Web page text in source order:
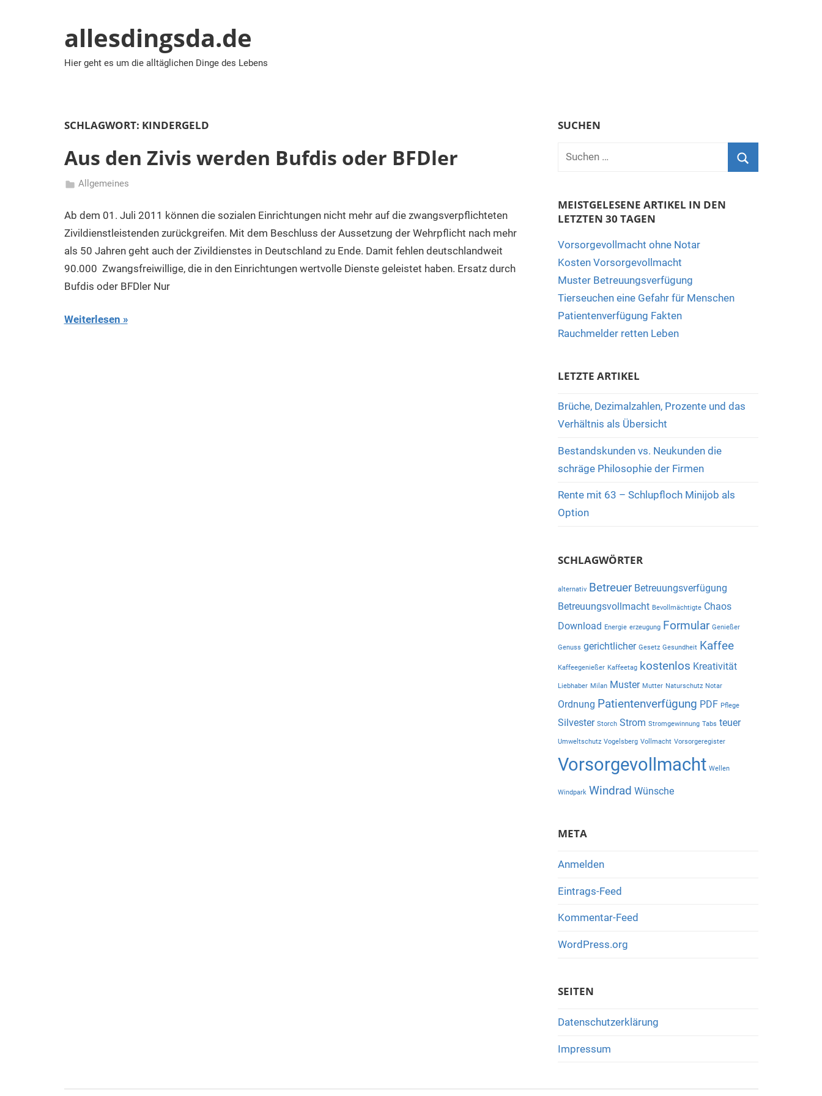
allesdingsda.de
Hier geht es um die alltäglichen Dinge des Lebens
SCHLAGWORT: KINDERGELD
Aus den Zivis werden Bufdis oder BFDler
Allgemeines
Ab dem 01. Juli 2011 können die sozialen Einrichtungen nicht mehr auf die zwangsverpflichteten
Zivildienstleistenden zurückgreifen. Mit dem Beschluss der Aussetzung der Wehrpflicht nach mehr
als 50 Jahren geht auch der Zivildienstes in Deutschland zu Ende. Damit fehlen deutschlandweit
90.000 Zwangsfreiwillige, die in den Einrichtungen wertvolle Dienste geleistet haben. Ersatz durch
Bufdis oder BFDler Nur
Weiterlesen
SUCHEN
MEISTGELESENE ARTIKEL IN DEN
LETZTEN 30 TAGEN
Vorsorgevollmacht ohne Notar
Kosten Vorsorgevollmacht
Muster Betreuungsverfügung
Tierseuchen eine Gefahr für Menschen
Patientenverfügung Fakten
Rauchmelder retten Leben
LETZTE ARTIKEL
Brüche, Dezimalzahlen, Prozente und das
Verhältnis als Übersicht
Bestandskunden vs. Neukunden die
schräge Philosophie der Firmen
Rente mit 63 – Schlupfloch Minijob als
Option
SCHLAGWÖRTER
alternativ Betreuer Betreuungsverfügung
Betreuungsvollmacht Bevollmächtigte Chaos
Download Energie erzeugung Formular Genießer
Genuss gerichtlicher Gesetz Gesundheit Kaffee
Kaffeegenießer Kaffeetag kostenlos Kreativität
Liebhaber Milan Muster Mutter Naturschutz Notar
Ordnung Patientenverfügung PDF Pflege
Silvester Storch Strom Stromgewinnung Tabs teuer
Umweltschutz Vogelsberg Vollmacht Vorsorgeregister
Vorsorgevollmacht Wellen
Windpark Windrad Wünsche
META
Anmelden
Eintrags-Feed
Kommentar-Feed
WordPress.org
SEITEN
Datenschutzerklärung
Impressum